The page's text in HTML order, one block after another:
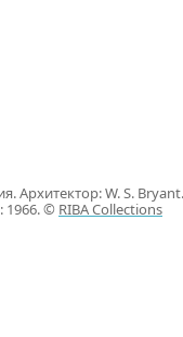
Архитектор: W. S.
1966. © RIBA Collections